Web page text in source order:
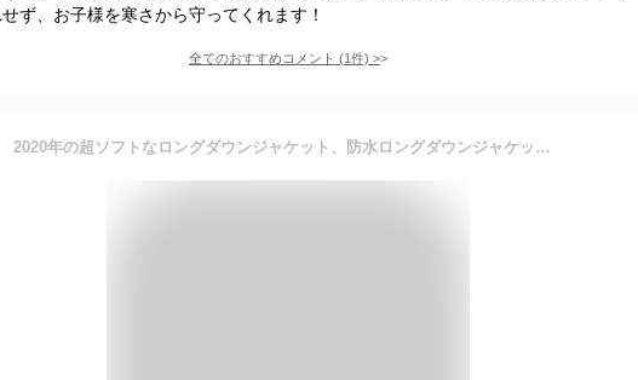
ず、お子様を寒さから守ってくれます！
全てのおすすめコメント (1件) >
2020年の超ソフトなロングダウンジャケット、防水ロングダウンジャケット、男の子と女の子用。 US サイズ: 130 カラー: ブラック